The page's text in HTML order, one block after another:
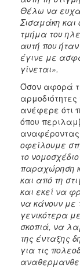
Θέλω να
Σισαμάκη και
τμήμα του
αυτή που
έγινε με
γίνεται».
Όσον αφορά
ανέφερε ότι
όπου
οφείλουμε
το
παραχώρηση
και από τη
και εκεί να
να κάνουν με
γενικότερα
σκοπιά, να
της ένταξης
για τις